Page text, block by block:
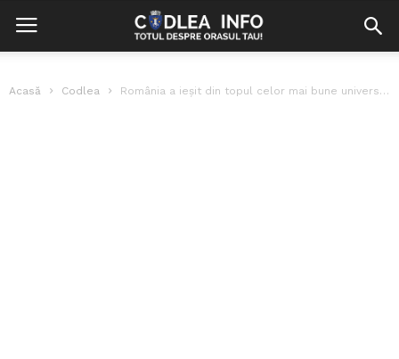
Acasă Codlea România a ieșit din topul celor mai bune universități din lume, pentru...